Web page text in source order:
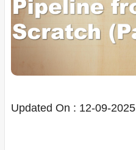
Updated On : 12-09-2025